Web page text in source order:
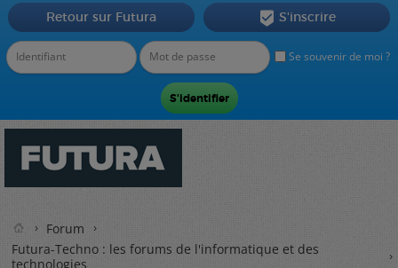
Se souvenir de moi ?
Retour sur Futura  S'inscrire
Forum
Futura-Techno : les forums de l'informatique et des
technologies